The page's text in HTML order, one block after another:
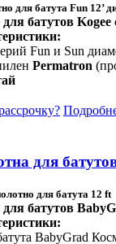
для батута Fun 12’
батутов Kogee
Fun и Sun
Permatron
для
для батута 12 ft
батутов
BabyGrad